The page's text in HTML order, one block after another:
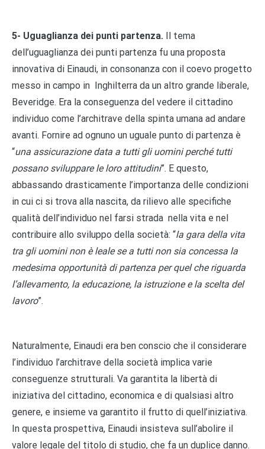
5- Uguaglianza dei punti partenza. Il tema
dell’uguaglianza dei punti partenza fu una proposta
innovativa di Einaudi, in consonanza con il coevo progetto
messo in campo in Inghilterra da un altro grande liberale,
Beveridge. Era la conseguenza del vedere il cittadino
individuo come l’architrave della spinta umana ad andare
avanti. Fornire ad ognuno un uguale punto di partenza è
“una assicurazione data a tutti gli uomini perché tutti
possano sviluppare le loro attitudini”. E questo,
abbassando drasticamente l’importanza delle condizioni
in cui ci si trova alla nascita, da rilievo alle specifiche
qualità dell’individuo nel farsi strada nella vita e nel
contribuire allo sviluppo della società: “la gara della vita
tra gli uomini non è leale se a tutti non sia concessa la
medesima opportunità di partenza per quel che riguarda
l’allevamento, la educazione, la istruzione e la scelta del
lavoro”.
Naturalmente, Einaudi era ben conscio che il considerare
l’individuo l’architrave della società implica varie
conseguenze strutturali. Va garantita la libertà di
iniziativa del cittadino, economica e di qualsiasi altro
genere, e insieme va garantito il frutto di quell’iniziativa.
In questa prospettiva, Einaudi insisteva sull’abolire il
valore legale del titolo di studio, che fa un duplice danno.